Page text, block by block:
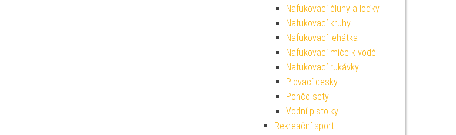
Nafukovací čluny a loďky
Nafukovací kruhy
Nafukovací lehátka
Nafukovací míče k vodě
Nafukovací rukávky
Plovací desky
Pončo sety
Vodní pistolky
Rekreační sport